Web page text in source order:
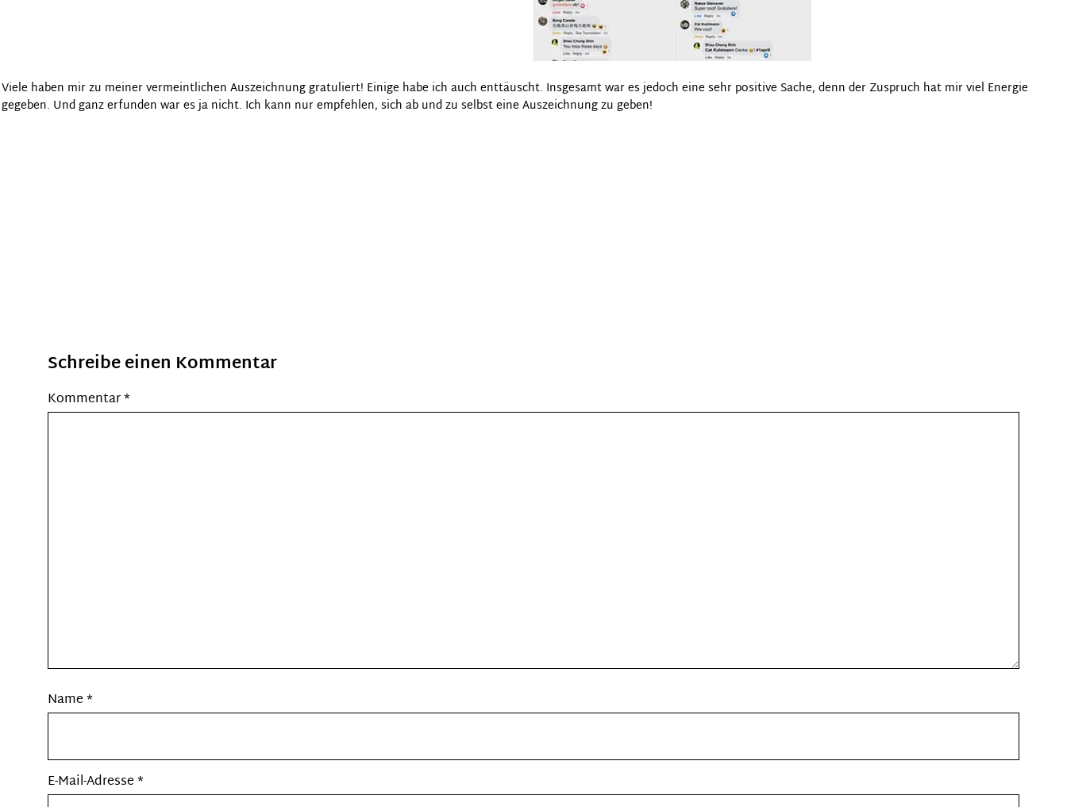
Viele haben mir zu meiner vermeintlichen Auszeichnung gratuliert! Einige habe ich auch enttäuscht. Insgesamt war es jedoch eine sehr positive Sache, denn der Zuspruch hat mir viel Energie
gegeben. Und ganz erfunden war es ja nicht. Ich kann nur empfehlen, sich ab und zu selbst eine Auszeichnung zu geben!
Schreibe einen Kommentar
Kommentar*
Name*
E-Mail-Adresse*